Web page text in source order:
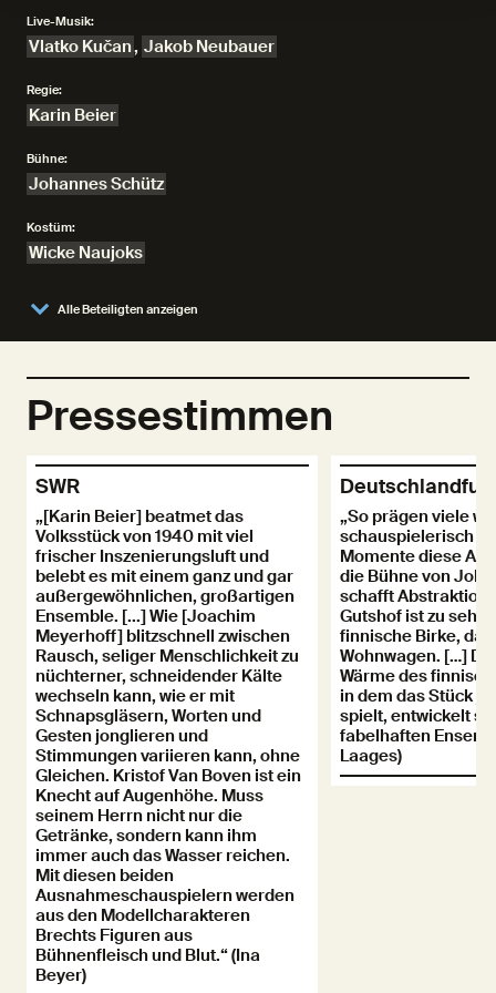
Live-Musik:
Vlatko Kučan, Jakob Neubauer
Alle Beteiligten anzeigen
Regie:
Karin Beier
Bühne:
Johannes Schütz
Kostüm:
Wicke Naujoks
Pressestimmen
SWR
„[Karin Beier] beatmet das
Volksstück von 1940 mit viel
frischer Inszenierungsluft und
belebt es mit einem ganz und gar
außergewöhnlichen, großartigen
Ensemble. [...] Wie [Joachim
Meyerhoff] blitzschnell zwischen
Rausch, seliger Menschlichkeit zu
nüchterner, schneidender Kälte
wechseln kann, wie er mit
Schnapsgläsern, Worten und
Gesten jonglieren und
Stimmungen variieren kann, ohne
Gleichen. Kristof Van Boven ist ein
Knecht auf Augenhöhe. Muss
seinem Herrn nicht nur die
Getränke, sondern kann ihm
immer auch das Wasser reichen.
Mit diesen beiden
Ausnahmeschauspielern werden
aus den Modellcharakteren
Brechts Figuren aus
Bühnenfleisch und Blut.“ (Ina
Beyer)
„So prägen viele
schauspielerisch
Momente diese
die Bühne von
schafft Abstraktion
Gutshof ist zu
finnische Birke,
Wohnwagen. […]
Wärme des
in dem das Stück
spielt, entwickelt
fabelhaften
Laages)